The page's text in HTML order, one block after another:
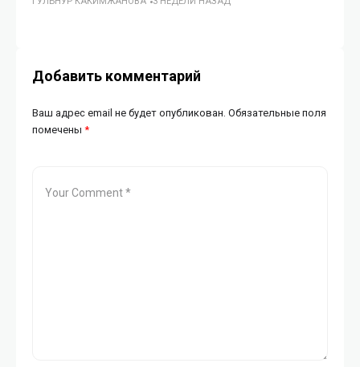
Добавить комментарий
Ваш адрес email не будет опубликован. Обязательные поля
помечены *